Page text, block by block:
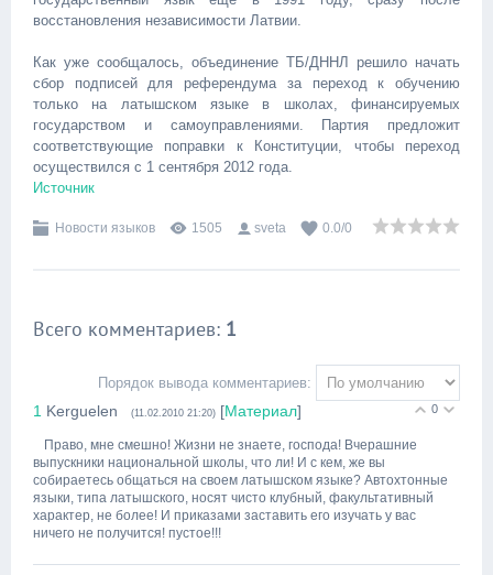
восстановления независимости Латвии.
Как уже сообщалось, объединение ТБ/ДННЛ решило начать
сбор подписей для референдума за переход к обучению
только на латышском языке в школах, финансируемых
государством и самоуправлениями. Партия предложит
соответствующие поправки к Конституции, чтобы переход
осуществился с 1 сентября 2012 года.
Источник
Новости языков 1505 sveta 0.0/0
Всего комментариев: 1
Порядок вывода комментариев:
0
1 Kerguelen (11.02.2010 21:20) [Материал]
Право, мне смешно! Жизни не знаете, господа! Вчерашние
выпускники национальной школы, что ли! И с кем, же вы
собираетесь общаться на своем латышском языке? Автохтонные
языки, типа латышского, носят чисто клубный, факультативный
характер, не более! И приказами заставить его изучать у вас
ничего не получится! пустое!!!